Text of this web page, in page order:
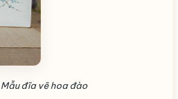
Mẫu đĩa vẽ hoa đào